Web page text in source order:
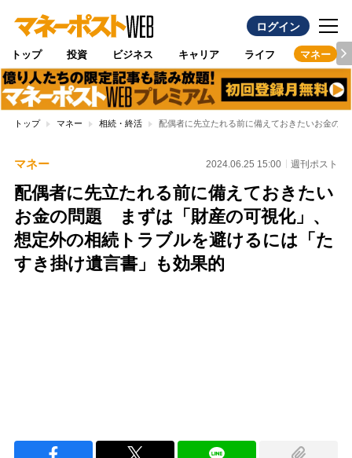
ログイン
トップ 投資 ビジネス キャリア ライフ マネー
トップ マネー 相続・終活 配偶者に先立たれる前に備えておきたいお金の
マネー 2024.06.25 15:00 週刊ポスト
配偶者に先立たれる前に備えておきたい
お金の問題 まずは「財産の可視化」、
想定外の相続トラブルを避けるには「た
すき掛け遺言書」も効果的